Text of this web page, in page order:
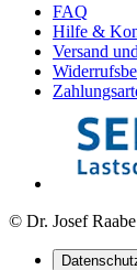
FAQ
Hilfe &
Versand
© Dr. Josef